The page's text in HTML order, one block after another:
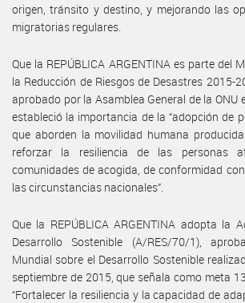
origen, tránsito y destino, y mejorando las
migratorias regulares.
Que la REPÚBLICA ARGENTINA es parte del
la Reducción de Riesgos de Desastres 2015-
aprobado por la Asamblea General de la ONU
estableció la importancia de la “adopción de
que aborden la movilidad humana
reforzar la resiliencia de las personas
comunidades de acogida, de conformidad
las circunstancias nacionales”.
Que la REPÚBLICA ARGENTINA adopta la
Desarrollo Sostenible (A/RES/70/1),
Mundial sobre el Desarrollo Sostenible
septiembre de 2015, que señala como meta
“Fortalecer la resiliencia y la capacidad de